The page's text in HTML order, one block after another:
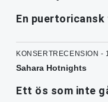
En
KONSERTRECENSION -
Sahara Hotnights
Ett ös som inte